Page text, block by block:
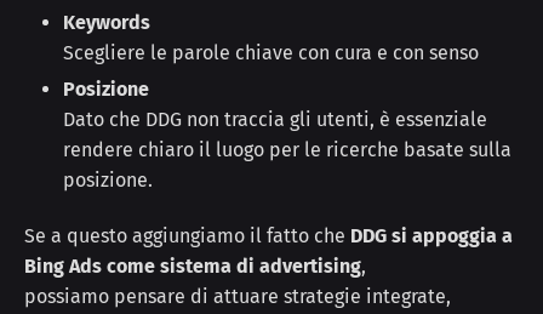
Keywords
Scegliere le parole chiave con cura e con senso
Posizione
Dato che DDG non traccia gli utenti, è essenziale
rendere chiaro il luogo per le ricerche basate sulla
posizione.
Se a questo aggiungiamo il fatto che DDG si appoggia a
Bing Ads come sistema di advertising,
possiamo pensare di attuare strategie integrate,